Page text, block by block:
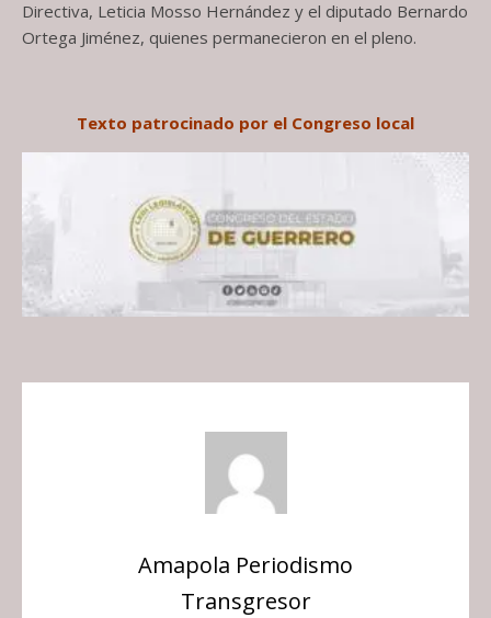
Directiva, Leticia Mosso Hernández y el diputado Bernardo
Ortega Jiménez, quienes permanecieron en el pleno.
Texto patrocinado por el Congreso local
Amapola Periodismo
Transgresor